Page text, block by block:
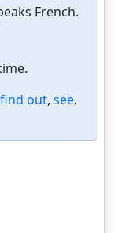
French.
find out, see,